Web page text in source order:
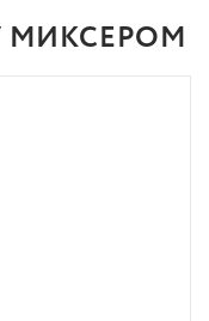
МИКСЕРОМ